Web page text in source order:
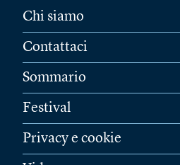
Chi siamo
Contattaci
Sommario
Festival
Privacy e cookie